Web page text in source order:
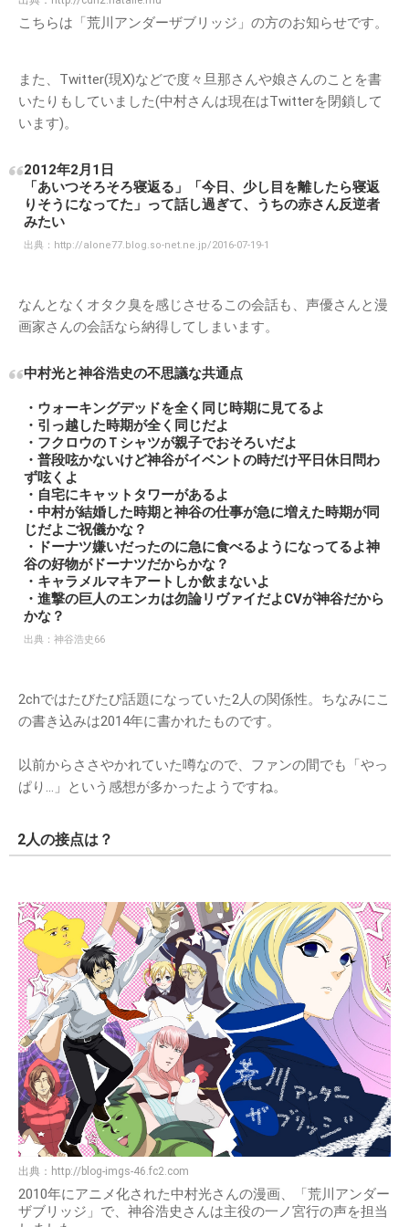
こちらは「荒川アンダーザブリッジ」の方のお知らせです。
また、Twitter(現X)などで度々旦那さんや娘さんのことを書
いたりもしていました(中村さんは現在はTwitterを閉鎖して
います)。
2012年2月1日
「あいつそろそろ寝返る」「今日、少し目を離したら寝返
りそうになってた」って話し過ぎて、うちの赤さん反逆者
みたい
出典： http://alone77.blog.so-net.ne.jp/2016-07-19-1
なんとなくオタク臭を感じさせるこの会話も、声優さんと漫
画家さんの会話なら納得してしまいます。
中村光と神谷浩史の不思議な共通点
・ウォーキングデッドを全く同じ時期に見てるよ
・引っ越した時期が全く同じだよ
・フクロウのＴシャツが親子でおそろいだよ
・普段呟かないけど神谷がイベントの時だけ平日休日問わ
ず呟くよ
・自宅にキャットタワーがあるよ
・中村が結婚した時期と神谷の仕事が急に増えた時期が同
じだよご祝儀かな？
・ドーナツ嫌いだったのに急に食べるようになってるよ神
谷の好物がドーナツだからかな？
・キャラメルマキアートしか飲まないよ
・進撃の巨人のエンカは勿論リヴァイだよCVが神谷だから
かな？
出典： 神谷浩史66
2chではたびたび話題になっていた2人の関係性。ちなみにこ
の書き込みは2014年に書かれたものです。
以前からささやかれていた噂なので、ファンの間でも「やっ
ぱり…」という感想が多かったようですね。
2人の接点は？
出典： http://blog-imgs-46.fc2.com
2010年にアニメ化された中村光さんの漫画、「荒川アンダー
ザブリッジ」で、神谷浩史さんは主役の一ノ宮行の声を担当